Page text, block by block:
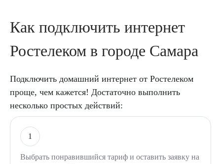
Как подключить интернет
Ростелеком в городе Самара
Подключить домашний интернет от Ростелеком
проще, чем кажется! Достаточно выполнить
несколько простых действий:
1
Выбрать понравившийся тариф и оставить заявку на